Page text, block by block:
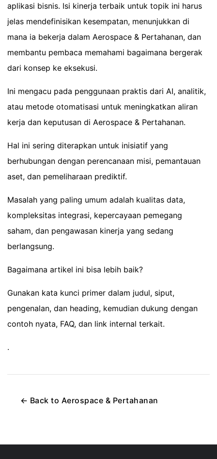
aplikasi bisnis. Isi kinerja terbaik untuk topik ini harus
jelas mendefinisikan kesempatan, menunjukkan di
mana ia bekerja dalam Aerospace & Pertahanan, dan
membantu pembaca memahami bagaimana bergerak
dari konsep ke eksekusi.
Ini mengacu pada penggunaan praktis dari AI, analitik,
atau metode otomatisasi untuk meningkatkan aliran
kerja dan keputusan di Aerospace & Pertahanan.
Hal ini sering diterapkan untuk inisiatif yang
berhubungan dengan perencanaan misi, pemantauan
aset, dan pemeliharaan prediktif.
Masalah yang paling umum adalah kualitas data,
kompleksitas integrasi, kepercayaan pemegang
saham, dan pengawasan kinerja yang sedang
berlangsung.
Bagaimana artikel ini bisa lebih baik?
Gunakan kata kunci primer dalam judul, siput,
pengenalan, dan heading, kemudian dukung dengan
contoh nyata, FAQ, dan link internal terkait.
.
← Back to Aerospace & Pertahanan